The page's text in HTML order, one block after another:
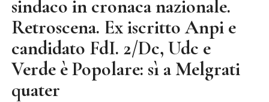
sindaco in cronaca nazionale.
Retroscena. Ex iscritto Anpi e
candidato FdI. 2/Dc, Udc e
Verde è Popolare: sì a Melgrati
quater